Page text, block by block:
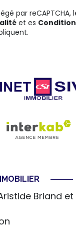
par reCAPTCHA,
et es
Briand et